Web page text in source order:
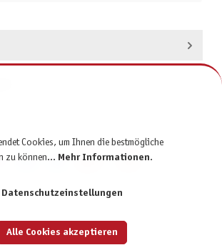
Cookies, um Ihnen die bestmögliche
zu können... Mehr Informationen.
Datenschutzeinstellungen
Alle Cookies akzeptieren